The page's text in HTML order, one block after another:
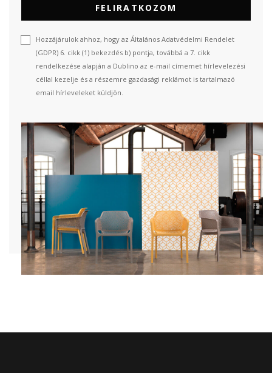
FELIRATKOZOM
Hozzájárulok ahhoz, hogy az Általános Adatvédelmi Rendelet
(GDPR) 6. cikk (1) bekezdés b) pontja, továbbá a 7. cikk
rendelkezése alapján a Dublino az e-mail címemet hírlevelezési
céllal kezelje és a részemre gazdasági reklámot is tartalmazó
email hírleveleket küldjön.